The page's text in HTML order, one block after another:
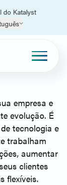
do Katalyst
empresa e
evolução. É
tecnologia e
trabalham
aumentar
clientes
flexíveis.